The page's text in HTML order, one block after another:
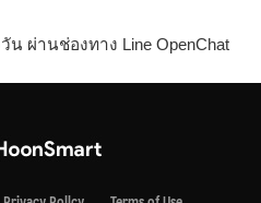
ผ่านช่องทาง Line OpenChat